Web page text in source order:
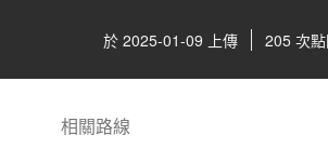
於 2025-01-09 上傳 205 次
相關路線